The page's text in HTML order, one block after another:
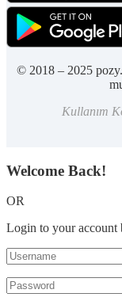
© 2018 – 2025
Kullanım
Welcome Back!
OR
Login to your account